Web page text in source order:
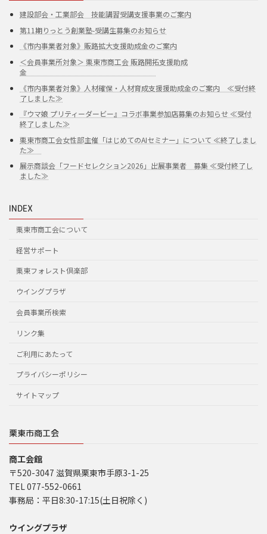
建設部会・工業部会 技能講習受講支援事業のご案内
第11期りっとう創業塾-受講生募集のお知らせ
《市内事業者対象》販路拡大支援助成金のご案内
＜会員事業所対象＞ 栗東市商工会 販路開拓支援助成
金
《市内事業者対象》人材確保・人材育成支援援助成金のご案内 ≪受付終
了しました≫
『ウマ娘 プリティーダービー』コラボ事業参加店募集のお知らせ ≪受付
終了しました≫
栗東市商工会女性部主催「はじめてのAIセミナー」について ≪終了しまし
た≫
展示商談会「フードセレクション2026」出展事業者 募集 ≪受付終了し
ました≫
INDEX
栗東市商工会について
経営サポート
栗東フォレスト倶楽部
ウイングプラザ
会員事業所検索
リンク集
ご利用にあたって
プライバシーポリシー
サイトマップ
栗東市商工会
商工会館
〒520-3047 滋賀県栗東市手原3-1-25
TEL 077-552-0661
事務局：平日8:30-17:15(土日祝除く)
ウイングプラザ